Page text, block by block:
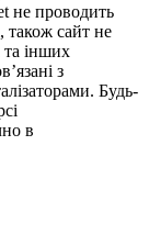
не проводить
також сайт не
та інших
з
Будь-
в